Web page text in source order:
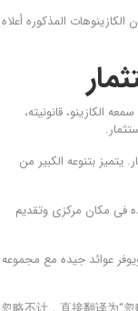
المذکوره أعلاه
الکازینو، قانونیته،
یتمیز بتنوعه الکبیر من
فی مکان مرکزی وتقدیم
عوائد جیده مع مجموعه